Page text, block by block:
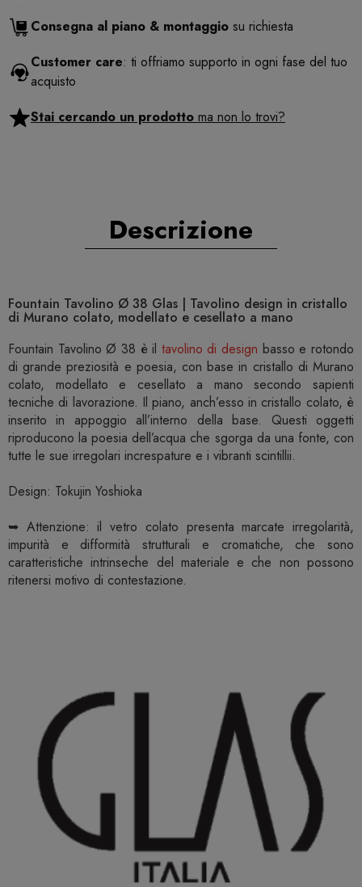
Consegna al piano & montaggio su richiesta
Customer care: ti offriamo supporto in ogni fase del tuo
acquisto
Stai cercando un prodotto ma non lo trovi?
Descrizione
Fountain Tavolino Ø 38 Glas | Tavolino design in cristallo
di Murano colato, modellato e cesellato a mano
Fountain Tavolino Ø 38 è il tavolino di design basso e rotondo
di grande preziosità e poesia, con base in cristallo di Murano
colato, modellato e cesellato a mano secondo sapienti
tecniche di lavorazione. Il piano, anch’esso in cristallo colato, è
inserito in appoggio all’interno della base. Questi oggetti
riproducono la poesia dell’acqua che sgorga da una fonte, con
tutte le sue irregolari increspature e i vibranti scintillii.
Design: Tokujin Yoshioka
➥ Attenzione: il vetro colato presenta marcate irregolarità,
impurità e difformità strutturali e cromatiche, che sono
caratteristiche intrinseche del materiale e che non possono
ritenersi motivo di contestazione.